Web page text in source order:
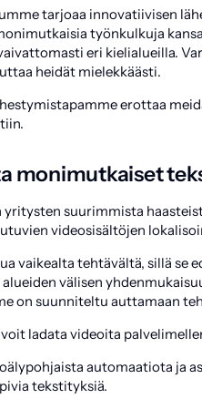
tarjoaa innovatiivisen
työnkulkuja
eri kielialueilla.
heidät mielekkäästi.
erottaa
monimutkaiset
yritysten suurimmista
videosisältöjen
vaikealta tehtävältä, sillä se
välisen
on suunniteltu auttamaan
ladata videoita
automaatiota ja
tekstityksiä.